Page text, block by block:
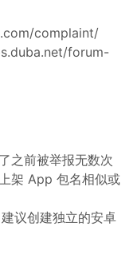
complaint/
forum-
之前被举报无数次
架 App 包名相似或
议创建独立的安卓